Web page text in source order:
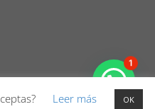
... ❤ Ⓒ 2019
Leer más OK
1